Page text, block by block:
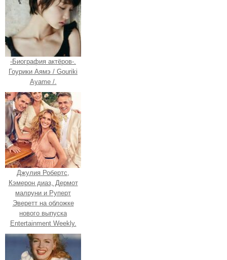
-Биография актёров-.
Гоурики Аямэ / Gouriki
Ayame /.
Джулия Робертс,
Кэмерон диаз, Дермот
малруни и Руперт
Эверетт на обложке
нового выпуска
Entertainment Weekly.